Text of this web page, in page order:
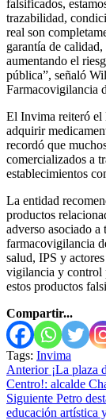
falsificados,
trazabilidad,
real son
garantía de
aumentando el
pública”, señaló
Farmacovigilancia
El Invima reiteró el
adquirir
recordó que
comercializados a
establecimientos
La entidad
productos
adverso asociado a
farmacovigilancia
salud, IPS y
vigilancia y control
estos productos
Compartir...
Tags: Invima
Seguir
leyendo
Anterior¡La plaza
Centro!: alcalde
Siguiente Petro
educación artística